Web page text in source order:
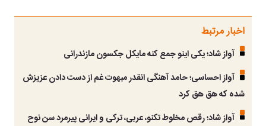
اخبار مرتبط
آواز شاد؛ یکی اینو جمع کنه مایکل جکسون مازندرانی
آواز احساسی؛ حامد آهنگی انقدر مبهوت غم از دست دادن عزیزش
شده که هق هق کرد
آواز شاد؛ رقص مخلوط تکنو، عربی، ترکی و ایرانی پیرمرد سن نوح